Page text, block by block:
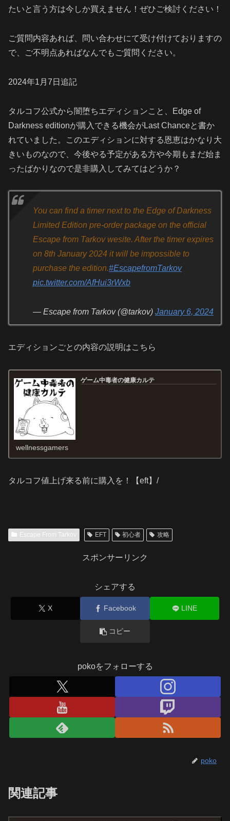
たいと言う方は今しか買えません！ぜひご検討ください！
ご質問内容あれば、問い合わせにて受け付けておりますの
で、ご不明点あればなんでもご質問ください。
2024年1月7日追記
タルコフ公式から闇堕ちエディションこと、Edge of
Darkness editionが購入できる機会がLast Chanceと書か
れていました。このエディションに対する恩恵はかなり大
きいものなので、今後やる予定がある方や今期もまだ始ま
ったばかりなので是非購入してみてはどうか？
You can find a timer next to the Edge of Darkness
Limited Edition pre-order package on the official
Escape from Tarkov wesite. After the timer expires
on 8th January 2024 it will be impossible to
purchase the edition.#EscapefromTarkov
pic.twitter.com/AfHui3rWxb
— Escape from Tarkov (@tarkov) January 6, 2024
エディションごとの内容の説明はこちら
ゲーム中毒者の健康カルテ
wellnessgamers
タルコフ値上げ来る前に購入を！【eft】/
Escape From Tarkov EFT 初心者 攻略
スポンサーリンク
シェアする
X Facebook LINE
コピー
pokoをフォローする
poko
関連記事